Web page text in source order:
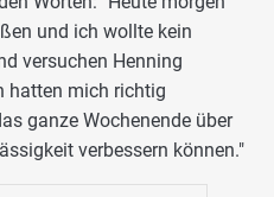
und ich wollte kein
versuchen Henning
hatten mich richtig
ganze Wochenende über
verbessern können."